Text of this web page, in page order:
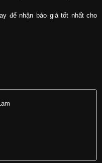
để nhận báo giá tốt nhất cho